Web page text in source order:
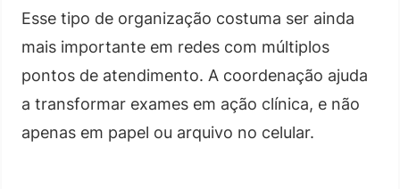
Esse tipo de organização costuma ser ainda
mais importante em redes com múltiplos
pontos de atendimento. A coordenação ajuda
a transformar exames em ação clínica, e não
apenas em papel ou arquivo no celular.